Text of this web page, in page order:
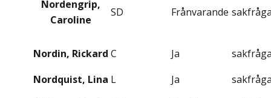
Nordengrip,
Caroline
SD Frånvarande
Nordin, Rickard C Ja
Nordquist, Lina L Ja